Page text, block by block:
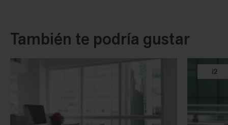
También te podría gustar
i2